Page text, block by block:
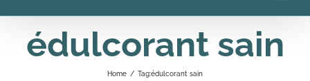
édulcorant sain
Home / Tag:édulcorant sain